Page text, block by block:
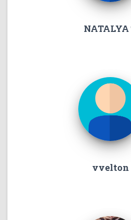
NATALYA
vvelton